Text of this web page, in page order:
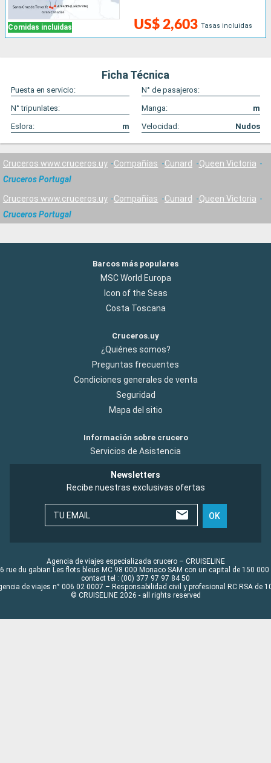
Comidas incluidas US$ 2,603 Tasas incluidas
Ficha Técnica
Puesta en servicio:
N° de pasajeros:
N° tripunlates:
Manga:
m
Eslora:
m Velocidad: Nudos
Cruceros www.cruceros.uy Compañías Cunard
Queen Victoria
Cruceros Portugal
Cruceros www.cruceros.uy Compañías Cunard
Queen Victoria
Cruceros Portugal
Barcos más populares
MSC World Europa
Icon of the Seas
Costa Toscana
Cruceros.uy
¿Quiénes somos?
Preguntas frecuentes
Condiciones generales de venta
Seguridad
Mapa del sitio
Información sobre crucero
Servicios de Asistencia
Newsletters
Recibe nuestras exclusivas ofertas
TU EMAIL OK
Agencia de viajes especializada crucero – CRUISELINE
rue du gabian Les flots bleus MC 98 000 Monaco SAM con un capital de 150 000
contact tel : (00) 377 97 97 84 50
de viajes n° 006 02 0007 – Responsabilidad civil y profesional RC RSA de
© CRUISELINE 2026 - all rights reserved